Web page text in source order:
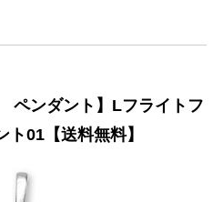
ンダント】Lフライトフ
ト01【送料無料】